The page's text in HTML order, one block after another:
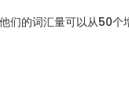
们的词汇量可以从50